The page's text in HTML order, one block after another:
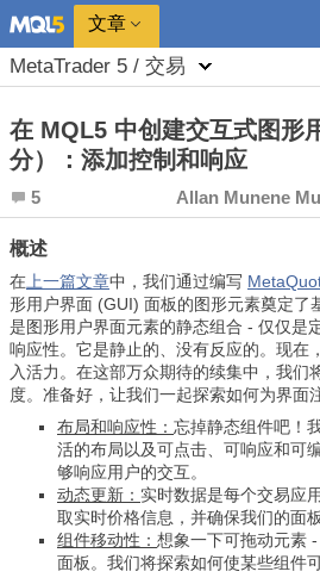
文章
MetaTrader 5 / 交易
在 MQL5 中创建交互式图形
分）：添加控制和响应
5 Allan Munene
概述
在 上一篇文章中，我们通过编写
形用户界面 (GUI) 面板的图形元素奠定了
是图形用户界面元素的静态组合 - 仅仅是
响应性。它是静止的、没有反应的。现在
入活力。在这部万众期待的续集中，我们
度。准备好，让我们一起探索如何为界面
布局和响应性： 忘掉静态组件吧！
活的布局以及可点击、可响应和可
够响应用户的交互。
动态更新： 实时数据是每个交易应
取实时价格信息，并确保我们的面
组件移动性： 想象一下可拖动元素
面板。我们将探索如何使某些组件